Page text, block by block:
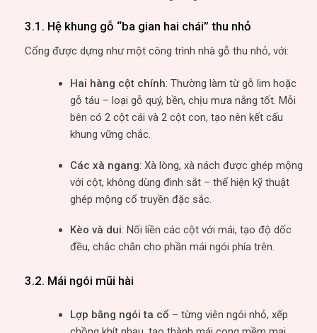
3.1. Hệ khung gỗ “ba gian hai chái” thu nhỏ
Cổng được dựng như một công trình nhà gỗ thu nhỏ, với:
Hai hàng cột chính: Thường làm từ gỗ lim hoặc
gỗ táu – loại gỗ quý, bền, chịu mưa nắng tốt. Mỗi
bên có 2 cột cái và 2 cột con, tạo nên kết cấu
khung vững chắc.
Các xà ngang: Xà lòng, xà nách được ghép mộng
với cột, không dùng đinh sắt – thể hiện kỹ thuật
ghép mộng cổ truyền đặc sắc.
Kèo và dui: Nối liền các cột với mái, tạo độ dốc
đều, chắc chắn cho phần mái ngói phía trên.
3.2. Mái ngói mũi hài
Lợp bằng ngói ta cổ – từng viên ngói nhỏ, xếp